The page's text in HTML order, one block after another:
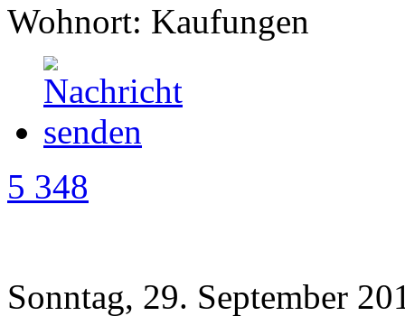
Wohnort: Kaufungen
5 348
Sonntag, 29. September